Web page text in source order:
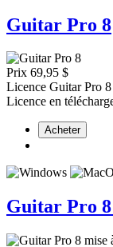
Guitar Pro 8
Prix 69,95 $
Licence Guitar Pro
Licence en
Acheter
Guitar Pro